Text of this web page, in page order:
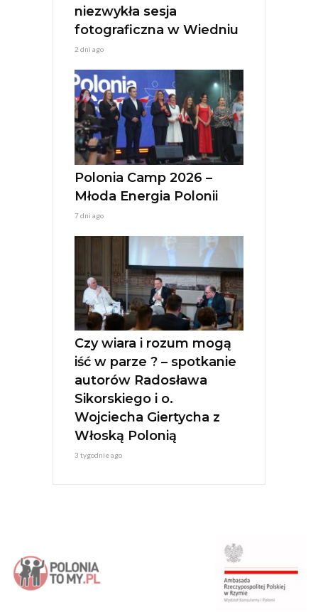
niezwykła sesja
fotograficzna w Wiedniu
2 dni ago
Polonia Camp 2026 –
Młoda Energia Polonii
7 dni ago
Czy wiara i rozum mogą
iść w parze ? – spotkanie
autorów Radosława
Sikorskiego i o.
Wojciecha Giertycha z
Włoską Polonią
3 tygodnie ago